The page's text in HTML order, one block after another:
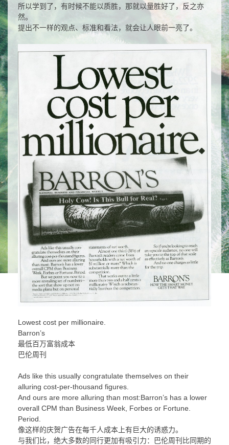
所以学到了，有时候不能以质胜，那就以量胜好了，反之亦
然。
提出不一样的观点、标准和看法，就会让人眼前一亮了。
Lowest cost per millionaire.
Barron’s
最低百万富翁成本
巴伦周刊
Ads like this usually congratulate themselves on their
alluring cost-per-thousand figures.
And ours are more alluring than most:Barron’s has a lower
overall CPM than Business Week, Forbes or Fortune.
Period.
像这样的庆贺广告在每千人成本上有巨大的诱惑力。
与我们比，绝大多数的同行更加有吸引力：巴伦周刊比同期的